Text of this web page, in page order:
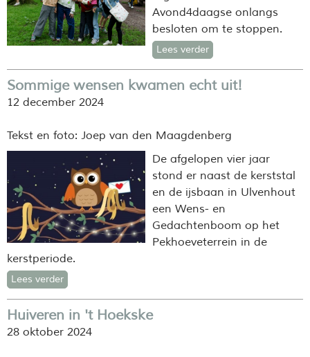
Avond4daagse onlangs
besloten om te stoppen.
Lees verder
Sommige wensen kwamen echt uit!
12 december 2024
Tekst en foto: Joep van den Maagdenberg
De afgelopen vier jaar
stond er naast de kerststal
en de ijsbaan in Ulvenhout
een Wens- en
Gedachtenboom op het
Pekhoeveterrein in de
kerstperiode.
Lees verder
Huiveren in 't Hoekske
28 oktober 2024